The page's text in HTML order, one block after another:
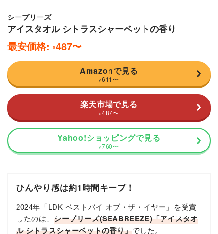
シーブリーズ
アイスタオル シトラスシャーベットの香り
最安価格: ¥487〜
Amazonで見る
¥ 611〜
楽天市場で見る
¥ 487〜
Yahoo!ショッピングで見る
¥ 760〜
ひんやり感は約1時間キープ！
2024年「LDK ベストバイ オブ・ザ・イヤー」を受賞
したのは、 シーブリーズ(SEABREEZE)「アイスタオ
ル シトラスシャーベットの香り」​​でした。